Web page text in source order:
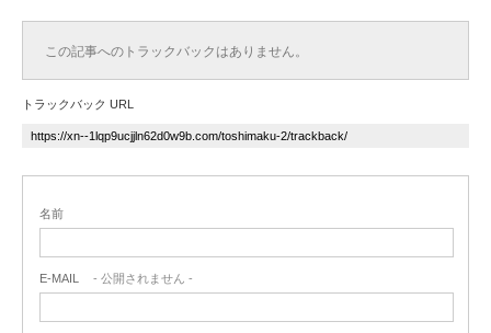
この記事へのトラックバックはありません。
トラックバック URL
名前
E-MAIL - 公開されません -